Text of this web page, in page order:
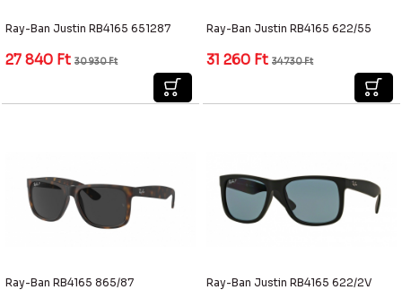
Ray-Ban Justin RB4165 651287
27 840 Ft 30 930Ft
Ray-Ban Justin RB4165 622/55
31 260 Ft 34 730Ft
Ray-Ban RB4165 865/87 Ray-Ban Justin RB4165 622/2V